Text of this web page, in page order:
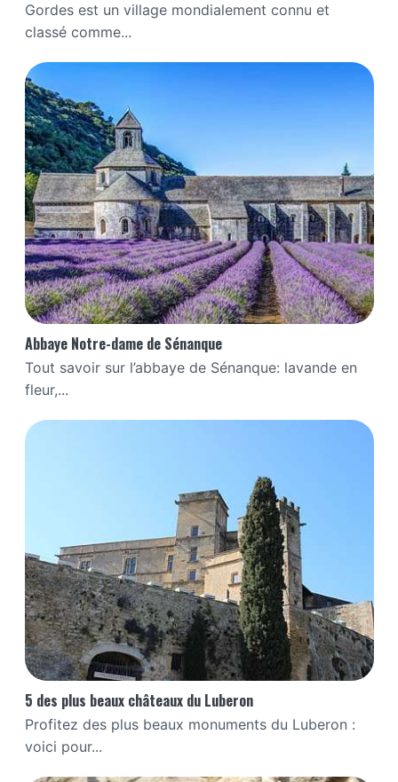
Gordes est un village mondialement connu et
classé comme...
Abbaye Notre-dame de Sénanque
Tout savoir sur l’abbaye de Sénanque: lavande en
fleur,...
5 des plus beaux châteaux du Luberon
Profitez des plus beaux monuments du Luberon :
voici pour...